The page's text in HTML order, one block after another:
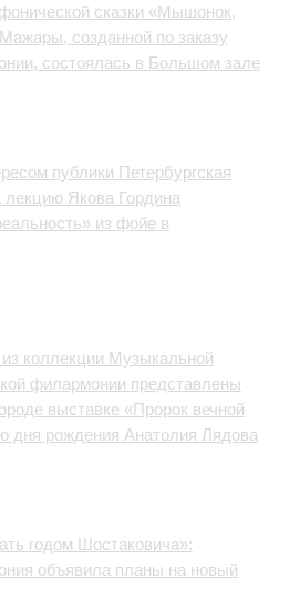
сказки «Мышонок,
созданной по заказу
состоялась в Большом зале
публики Петербургская
Якова Гордина
из фойе в
коллекции Музыкальной
филармонии представлены
выставке «Пророк вечной
дня рождения Анатолия Лядова
годом Шостаковича»:
объявила планы на новый